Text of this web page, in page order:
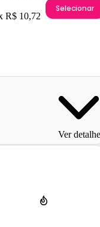
R$ 10,72
Selecionar
Ver